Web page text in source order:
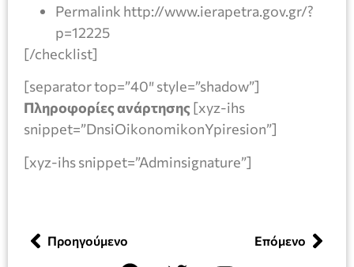
Permalink http://www.ierapetra.gov.gr/?
p=12225
[/checklist]
[separator top=”40″ style=”shadow”]
Πληροφορίες ανάρτησης [xyz-ihs
snippet=”DnsiOikonomikonYpiresion”]
[xyz-ihs snippet=”Adminsignature”]
Προηγούμενο Επόμενο